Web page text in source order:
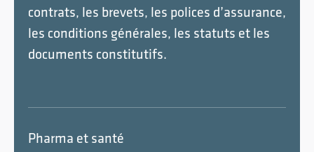
contrats, les brevets, les polices d’assurance,
les conditions générales, les statuts et les
documents constitutifs.
Pharma et santé